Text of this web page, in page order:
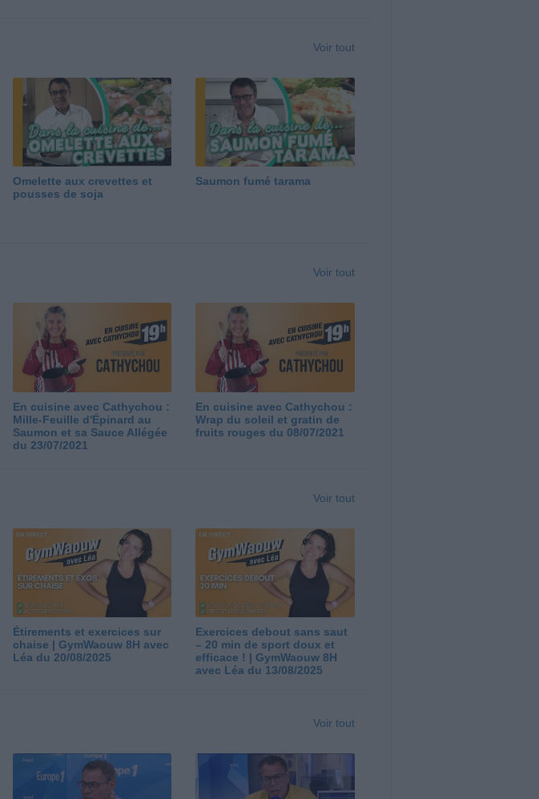
Voir tout
Omelette aux crevettes et
pousses de soja
Saumon fumé tarama
Voir tout
En cuisine avec Cathychou :
Mille-Feuille d'Épinard au
Saumon et sa Sauce Allégée
du 23/07/2021
En cuisine avec Cathychou :
Wrap du soleil et gratin de
fruits rouges du 08/07/2021
Voir tout
Étirements et exercices sur
chaise | GymWaouw 8H avec
Léa du 20/08/2025
Exercices debout sans saut
– 20 min de sport doux et
efficace ! | GymWaouw 8H
avec Léa du 13/08/2025
Voir tout